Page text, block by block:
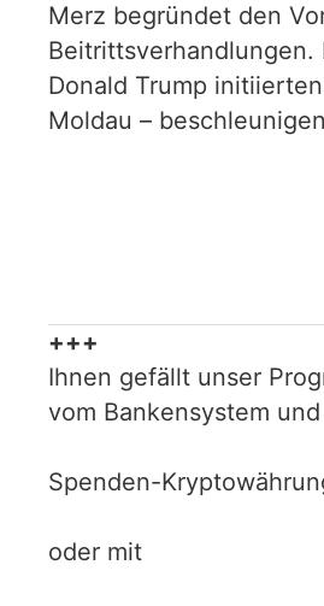
Merz begründet den
Beitrittsverhandlungen.
Donald Trump
Moldau –
+++
Ihnen gefällt unser
vom Bankensystem
Spenden-
oder mit